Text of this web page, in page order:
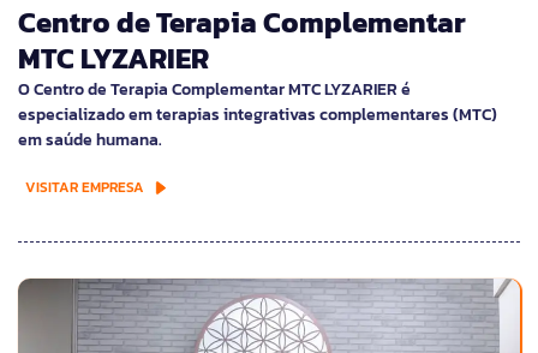
Centro de Terapia Complementar
MTC LYZARIER
O Centro de Terapia Complementar MTC LYZARIER é
especializado em terapias integrativas complementares (MTC)
em saúde humana.
VISITAR EMPRESA